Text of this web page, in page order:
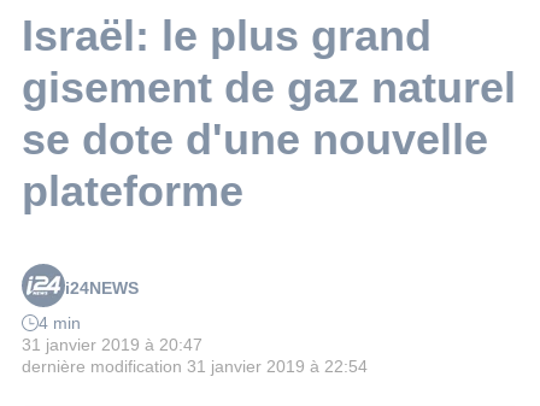
Israël: le plus grand
gisement de gaz naturel
se dote d'une nouvelle
plateforme
i24NEWS
4 min
31 janvier 2019 à 20:47
dernière modification 31 janvier 2019 à 22:54